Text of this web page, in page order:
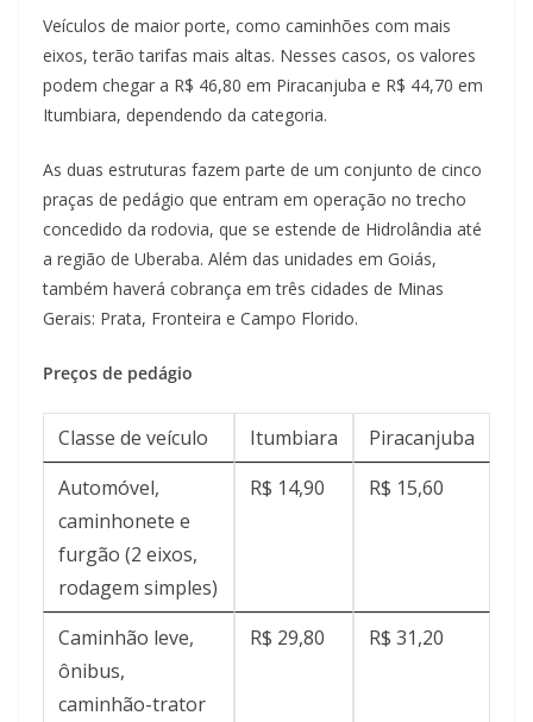
Veículos de maior porte, como caminhões com mais
eixos, terão tarifas mais altas. Nesses casos, os valores
podem chegar a R$ 46,80 em Piracanjuba e R$ 44,70 em
Itumbiara, dependendo da categoria.
As duas estruturas fazem parte de um conjunto de cinco
praças de pedágio que entram em operação no trecho
concedido da rodovia, que se estende de Hidrolândia até
a região de Uberaba. Além das unidades em Goiás,
também haverá cobrança em três cidades de Minas
Gerais: Prata, Fronteira e Campo Florido.
Preços de pedágio
Classe de veículo Itumbiara
Piracanjuba
Automóvel,
caminhonete e
furgão (2 eixos,
rodagem simples)
R$ 14,90 R$ 15,60
Caminhão leve,
ônibus,
caminhão-trator
R$ 29,80 R$ 31,20